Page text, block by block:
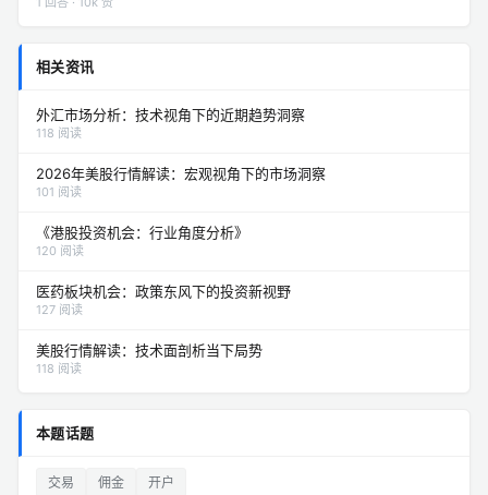
相关资讯
外汇市场分析：技术视角下的近期趋势洞察
118 阅读
2026年美股行情解读：宏观视角下的市场洞察
101 阅读
《港股投资机会：行业角度分析》
120 阅读
医药板块机会：政策东风下的投资新视野
127 阅读
美股行情解读：技术面剖析当下局势
118 阅读
本题话题
交易 佣金 开户